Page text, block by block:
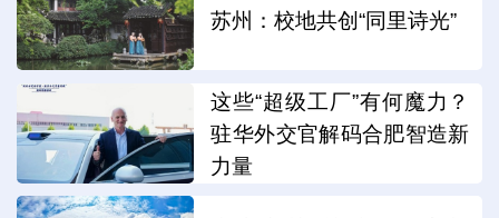
苏州：校地共创“同里诗光”
这些“超级工厂”有何魔力？
驻华外交官解码合肥智造新
力量